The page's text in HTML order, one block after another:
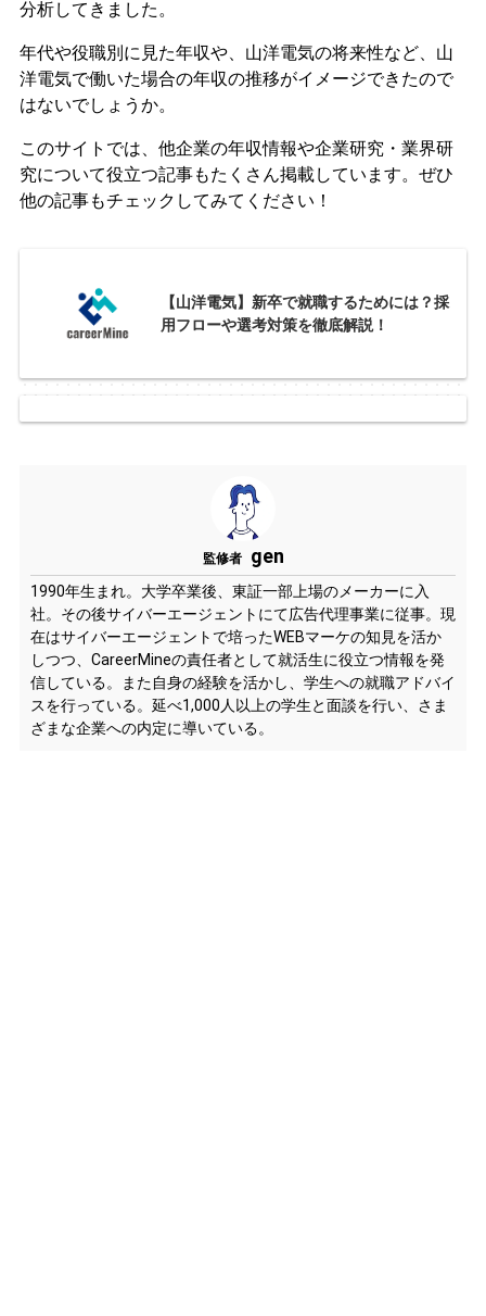
分析してきました。
年代や役職別に見た年収や、山洋電気の将来性など、山
洋電気で働いた場合の年収の推移がイメージできたので
はないでしょうか。
このサイトでは、他企業の年収情報や企業研究・業界研
究について役立つ記事もたくさん掲載しています。ぜひ
他の記事もチェックしてみてください！
【山洋電気】新卒で就職するためには？採
用フローや選考対策を徹底解説！
監修者 gen
1990年生まれ。大学卒業後、東証一部上場のメーカーに入
社。その後サイバーエージェントにて広告代理事業に従事。現
在はサイバーエージェントで培ったWEBマーケの知見を活か
しつつ、CareerMineの責任者として就活生に役立つ情報を発
信している。また自身の経験を活かし、学生への就職アドバイ
スを行っている。延べ1,000人以上の学生と面談を行い、さま
ざまな企業への内定に導いている。